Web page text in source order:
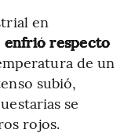
en
enfrió respecto
de un
subió,
se
rojos.